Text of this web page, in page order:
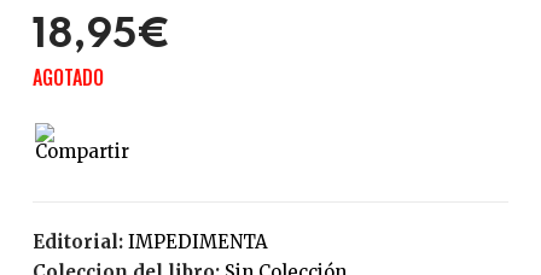
18,95€
AGOTADO
Editorial: IMPEDIMENTA